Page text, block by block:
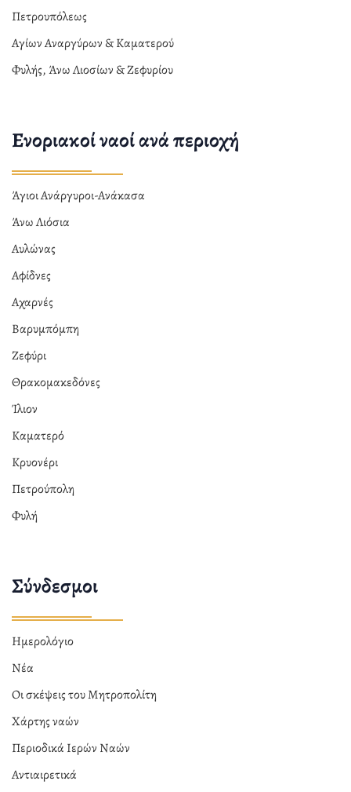
Πετρουπόλεως
Αγίων Αναργύρων & Καματερού
Φυλής, Άνω Λιοσίων & Ζεφυρίου
Ενοριακοί ναοί ανά περιοχή
Άγιοι Ανάργυροι-Ανάκασα
Άνω Λιόσια
Αυλώνας
Αφίδνες
Αχαρνές
Βαρυμπόμπη
Ζεφύρι
Θρακομακεδόνες
Ίλιον
Καματερό
Κρυονέρι
Πετρούπολη
Φυλή
Σύνδεσμοι
Ημερολόγιο
Νέα
Οι σκέψεις του Μητροπολίτη
Χάρτης ναών
Περιοδικά Ιερών Ναών
Αντιαιρετικά